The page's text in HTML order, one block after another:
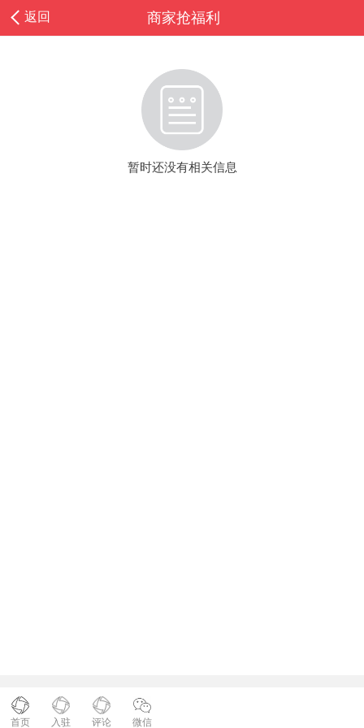
返回 商家抢福利
暂时还没有相关信息
首页 入驻 评论 微信